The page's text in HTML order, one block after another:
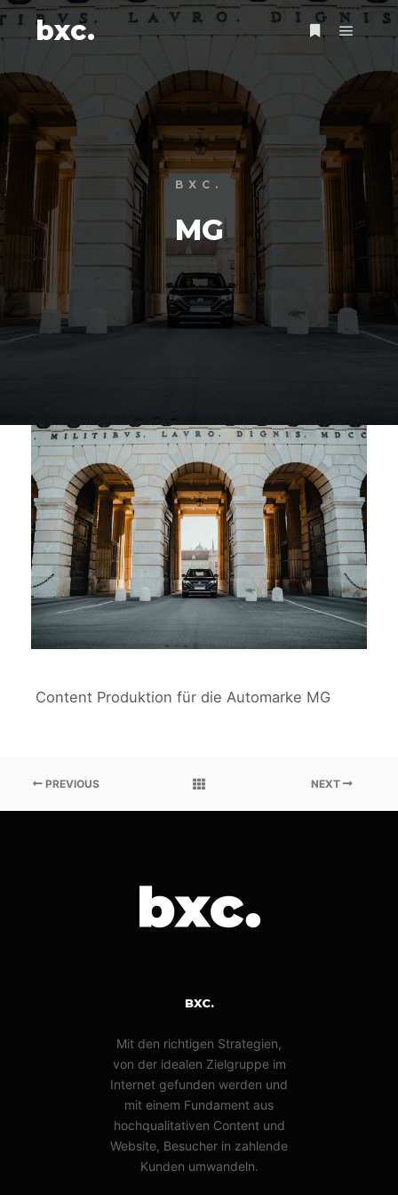
bxc.
BXC.
MG
_DSC2444
_DSC2444
Content Produktion für die Automarke MG
PREVIOUS NEXT
BXC.
Mit den richtigen Strategien,
von der idealen Zielgruppe im
Internet gefunden werden und
mit einem Fundament aus
hochqualitativen Content und
Website, Besucher in zahlende
Kunden umwandeln.